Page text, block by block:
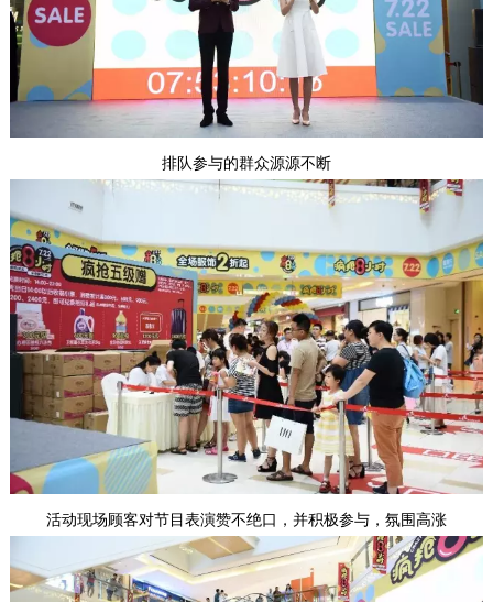
排队参与的群众源源不断
活动现场顾客对节目表演赞不绝口，并积极参与，氛围高涨